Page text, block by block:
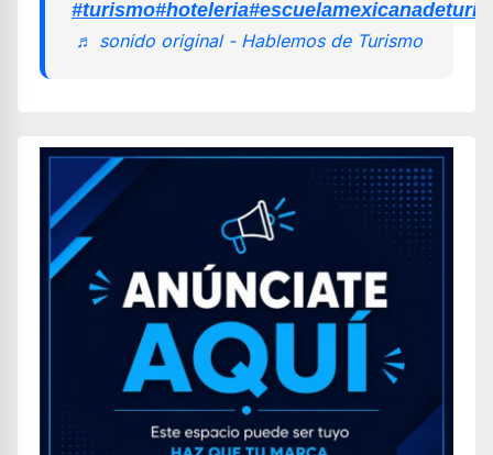
#turismo#hoteleria
♬ sonido original - Hablemos de Turismo